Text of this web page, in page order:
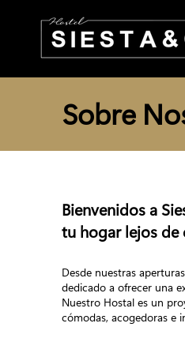
Sobre
Bienvenidos a
tu hogar lejos de
Desde nuestras
dedicado a ofrecer una
Nuestro Hostal es un
cómodas, acogedoras e